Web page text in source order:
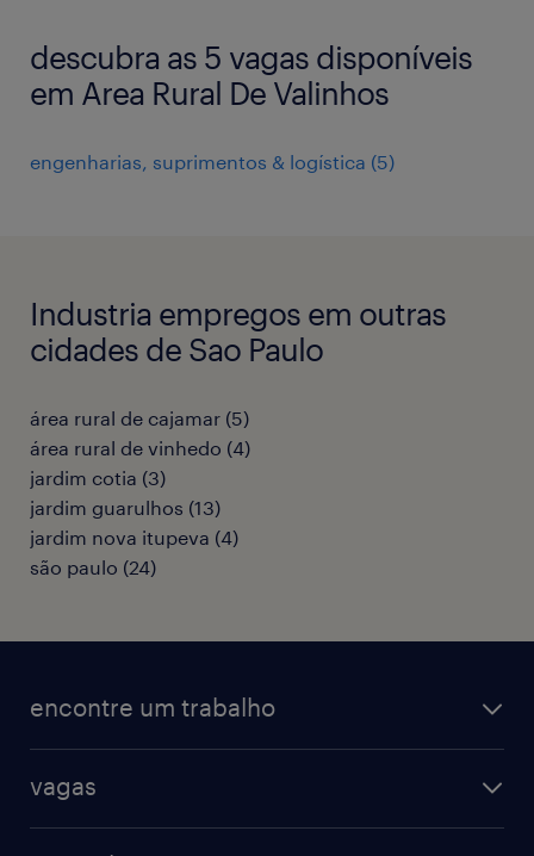
descubra as 5 vagas disponíveis
em Area Rural De Valinhos
engenharias, suprimentos & logística (5)
Industria empregos em outras
cidades de Sao Paulo
área rural de cajamar (5)
área rural de vinhedo (4)
jardim cotia (3)
jardim guarulhos (13)
jardim nova itupeva (4)
são paulo (24)
encontre um trabalho
vagas na randstad
vagas